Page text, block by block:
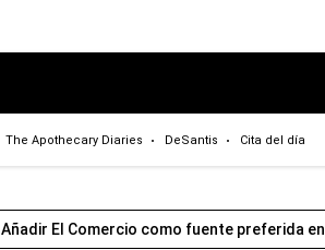
The Apothecary Diaries DeSantis Cita del día
Añadir El Comercio como fuente preferida en